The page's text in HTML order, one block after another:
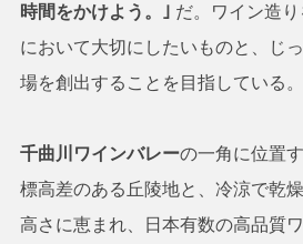
時間をかけよう。｣ だ。ワイン造
において大切にしたいものと、じ
場を創出することを目指している。
千曲川ワインバレーの一角に位置
標高差のある丘陵地と、冷涼で乾
高さに恵まれ、日本有数の高品質